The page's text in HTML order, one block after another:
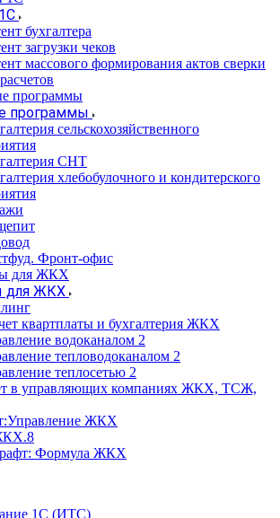
бухгалтера
загрузки чеков
массового формирования актов сверки
программы
сельскохозяйственного
СНТ
хлебобулочного и кондитерского
Фронт-офис
для ЖКХ
квартплаты и бухгалтерия ЖКХ
водоканалом 2
тепловодоканалом 2
теплосетью 2
в управляющих компаниях ЖКХ, ТСЖ,
ЖКХ
Формула ЖКХ